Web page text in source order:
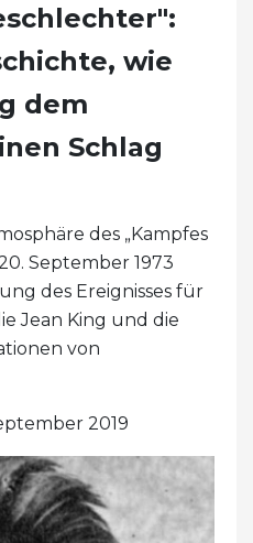
wie
dem
Schlag
des „Kampfes
September 1973
des Ereignisses für
Jean King und die
von
2019